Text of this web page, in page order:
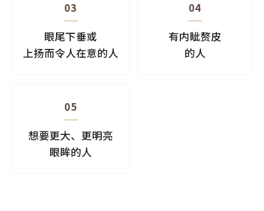
03
眼尾下垂或
上扬而令人在意的人
04
有内眦赘皮
的人
05
想要更大、更明亮
眼眸的人